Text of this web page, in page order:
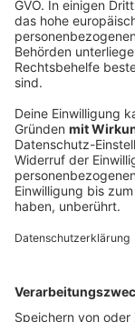
US-Feuer:
Um das Feuer
heißen und
Verwüstung
DEINE